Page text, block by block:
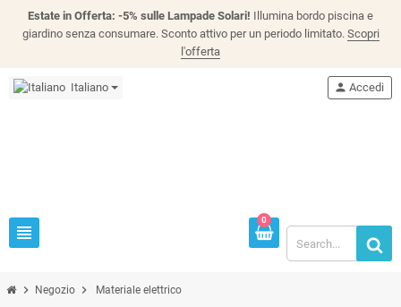
Estate in Offerta: -5% sulle Lampade Solari! Illumina bordo piscina e
giardino senza consumare. Sconto attivo per un periodo limitato. Scopri
l'offerta
Italiano
view_headline
person Accedi
0
chevron_right Negozio chevron_right Materiale elettrico